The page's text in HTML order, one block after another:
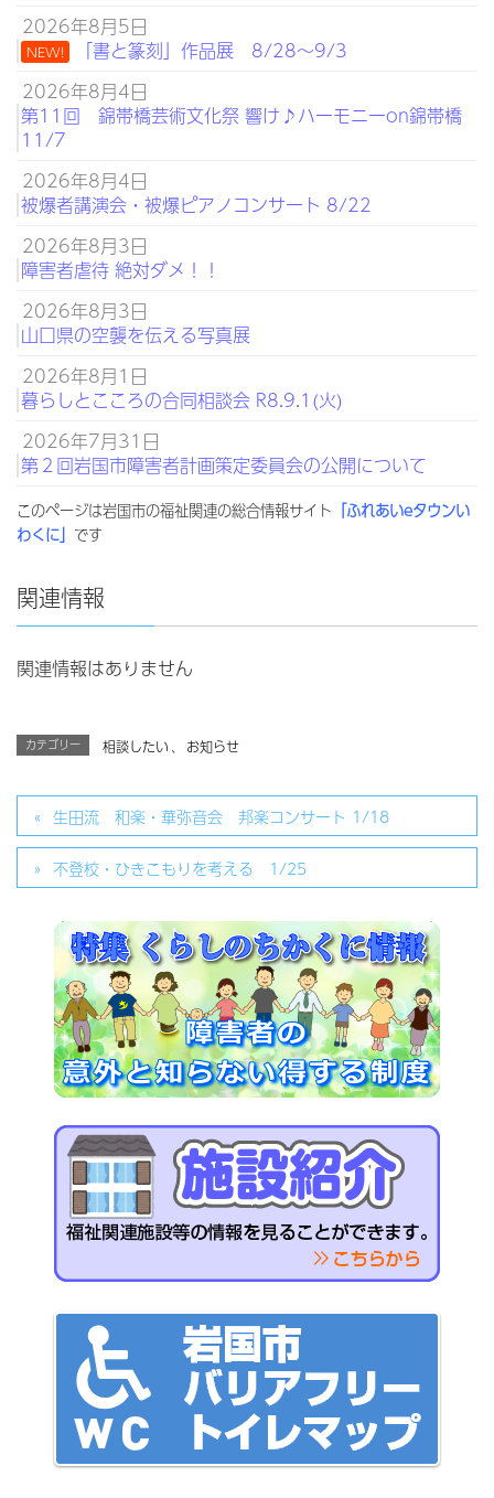
2026年8月5日
NEW!
「書と篆刻」作品展 8/28～9/3
2026年8月4日
第11回 錦帯橋芸術文化祭 響け♪ハーモニーon錦帯橋
11/7
2026年8月4日
被爆者講演会・被爆ピアノコンサート 8/22
2026年8月3日
障害者虐待 絶対ダメ！！
2026年8月3日
山口県の空襲を伝える写真展
2026年8月1日
暮らしとこころの合同相談会 R8.9.1(火)
2026年7月31日
第２回岩国市障害者計画策定委員会の公開について
このページは岩国市の福祉関連の総合情報サイト 「ふれあいeタウンい
わくに」 です
関連情報
関連情報はありません
カテゴリー 相談したい 、 お知らせ
生田流 和楽・華弥音会 邦楽コンサート 1/18
不登校・ひきこもりを考える 1/25